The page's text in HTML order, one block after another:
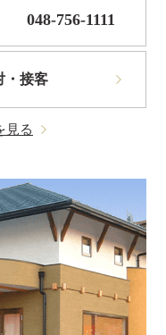
048-756-1111
・接客
見る